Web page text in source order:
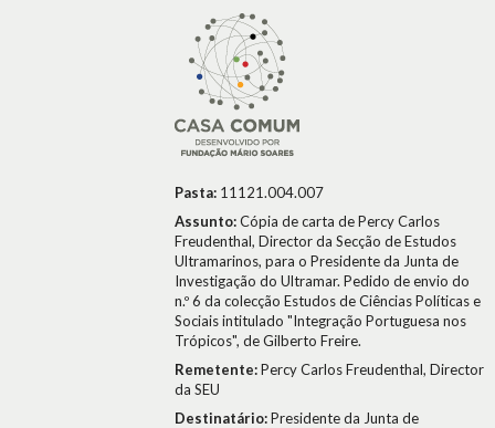
Pasta: 11121.004.007
Assunto:Cópia de carta de Percy Carlos
Freudenthal, Director da Secção de Estudos
Ultramarinos, para o Presidente da Junta de
Investigação do Ultramar. Pedido de envio do
n.º 6 da colecção Estudos de Ciências Políticas e
Sociais intitulado "Integração Portuguesa nos
Trópicos", de Gilberto Freire.
Remetente:Percy Carlos Freudenthal, Director
da SEU
Destinatário:Presidente da Junta de